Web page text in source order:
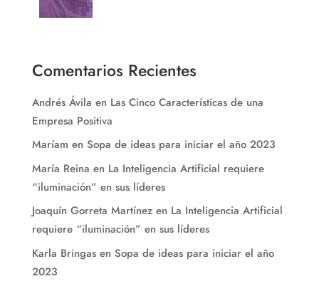
Comentarios Recientes
Andrés Ávila en Las Cinco Características de una
Empresa Positiva
Maríam en Sopa de ideas para iniciar el año 2023
María Reina en La Inteligencia Artificial requiere
“iluminación” en sus líderes
Joaquín Gorreta Martínezen La Inteligencia Artificial
requiere “iluminación” en sus líderes
Karla Bringasen Sopa de ideas para iniciar el año
2023